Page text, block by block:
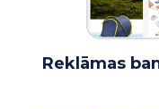
Reklāmas